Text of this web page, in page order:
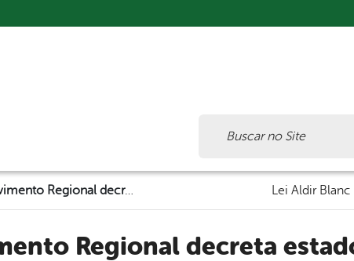
Ministério do Desenvolvimento Regional decreta estado de emergência em Belo Jardim devido à estiagem Lei Aldir Blanc